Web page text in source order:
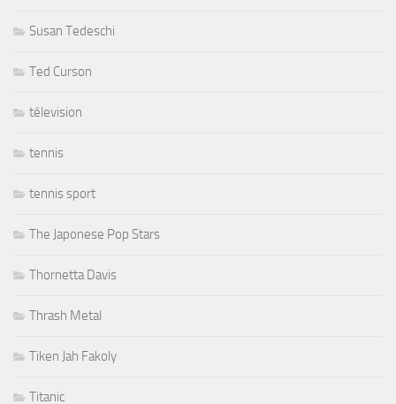
Susan Tedeschi
Ted Curson
télevision
tennis
tennis sport
The Japonese Pop Stars
Thornetta Davis
Thrash Metal
Tiken Jah Fakoly
Titanic